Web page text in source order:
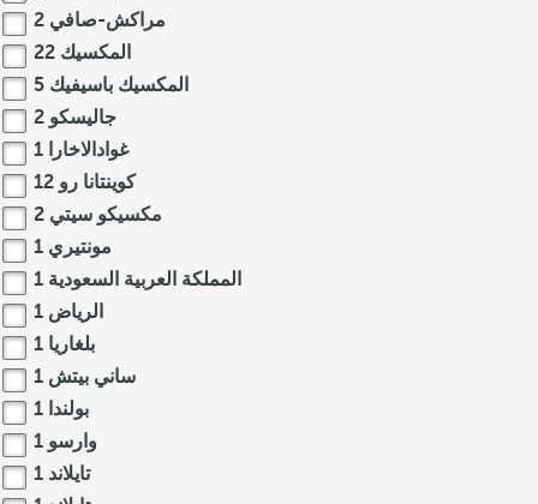
مراكش-صافي 2
المكسيك 22
المكسيك باسيفيك 5
جاليسكو 2
غوادالاخارا 1
كوينتانا رو 12
مكسيكو سيتي 2
مونتيري 1
المملكة العربية السعودية 1
الرياض 1
بلغاريا 1
ساني بيتش 1
بولندا 1
وارسو 1
تايلاند 1